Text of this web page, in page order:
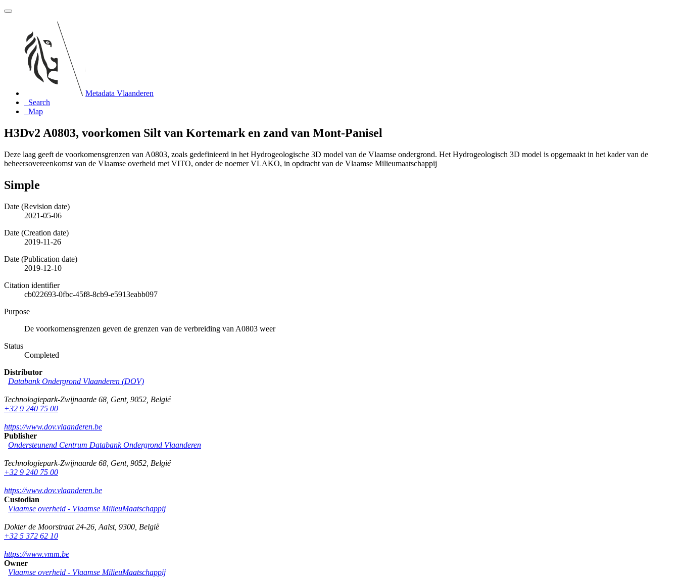
Metadata Vlaanderen
Search
Map
H3Dv2 A0803, voorkomen Silt van Kortemark en zand van Mont-Panisel
Deze laag geeft de voorkomensgrenzen van A0803, zoals gedefinieerd in het Hydrogeologische 3D model van de Vlaamse ondergrond. Het Hydrogeologisch 3D model is opgemaakt in het kader van de
beheersovereenkomst van de Vlaamse overheid met VITO, onder de noemer VLAKO, in opdracht van de Vlaamse Milieumaatschappij
Simple
Date (Revision date)
2021-05-06
Date (Creation date)
2019-11-26
Date (Publication date)
2019-12-10
Citation identifier
cb022693-0fbc-45f8-8cb9-e5913eabb097
Purpose
De voorkomensgrenzen geven de grenzen van de verbreiding van A0803 weer
Status
Completed
Distributor
Databank Ondergrond Vlaanderen (DOV)
Technologiepark-Zwijnaarde 68 Gent, 9052 België
+32 9 240 75 00
https://www.dov.vlaanderen.be
Publisher
Ondersteunend Centrum Databank Ondergrond Vlaanderen
Technologiepark-Zwijnaarde 68 Gent, 9052 België
+32 9 240 75 00
https://www.dov.vlaanderen.be
Custodian
Vlaamse overheid - Vlaamse MilieuMaatschappij
Dokter de Moorstraat 24-26 Aalst, 9300 België
+32 5 372 62 10
https://www.vmm.be
Owner
Vlaamse overheid - Vlaamse MilieuMaatschappij